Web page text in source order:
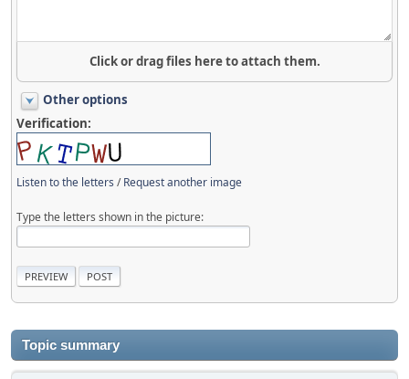
Click or drag files here to attach them.
Other options
Verification:
Listen to the letters /Request another image
Type the letters shown in the picture:
Topic summary